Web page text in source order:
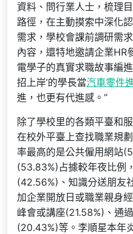
資料、問行業人士，梳理
路徑，在主動摸索中深化
需求，學校會課前調研需
內容，還特地邀請企業HR
電學子的真實求職故事編
招上岸’的學長當汽車零件
進，也更有代進感。”
除了學校里的各類平臺和
在校外平臺上查找職業規
率最高的是公共僱用網站
(53.83%)占據較年夜比例
(42.56%)、知識分送朋友
加企業開放日或職業親身
峰會或講座(21.58%)、通
(20.43%)等。李順星本年